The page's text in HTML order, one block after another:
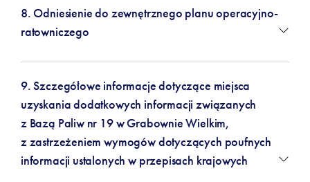
8. Odniesienie do zewnętrznego planu operacyjno-
ratowniczego
9. Szczegółowe informacje dotyczące miejsca
uzyskania dodatkowych informacji związanych
z Bazą Paliw nr 19 w Grabownie Wielkim,
z zastrzeżeniem wymogów dotyczących poufnych
informacji ustalonych w przepisach krajowych